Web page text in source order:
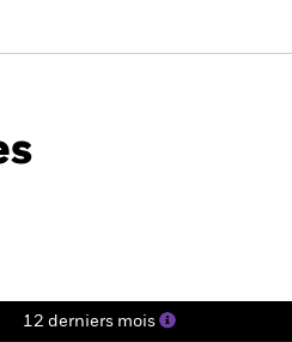
12 derniers mois